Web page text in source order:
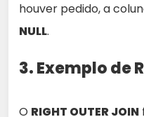
houver pedido, a
NULL.
3. Exemplo de
O RIGHT OUTER JOIN